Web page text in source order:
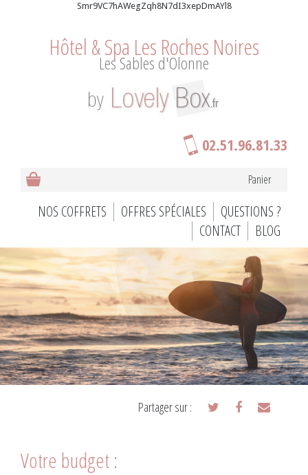
Smr9VC7hAWegZqh8N7dI3xepDmAYl8
Hôtel & Spa Les Roches Noires
Les Sables d'Olonne
02.51.96.81.33
Panier
NOS COFFRETS OFFRES SPÉCIALES
QUESTIONS ?
CONTACT
BLOG
Partager sur :
Votre budget :